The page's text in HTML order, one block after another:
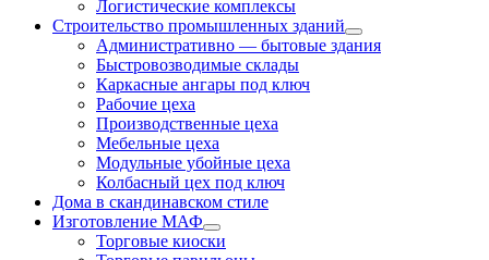
Логистические комплексы
Строительство промышленных зданий
Административно — бытовые здания
Быстровозводимые склады
Каркасные ангары под ключ
Рабочие цеха
Производственные цеха
Мебельные цеха
Модульные убойные цеха
Колбасный цех под ключ
Дома в скандинавском стиле
Изготовление МАФ
Торговые киоски